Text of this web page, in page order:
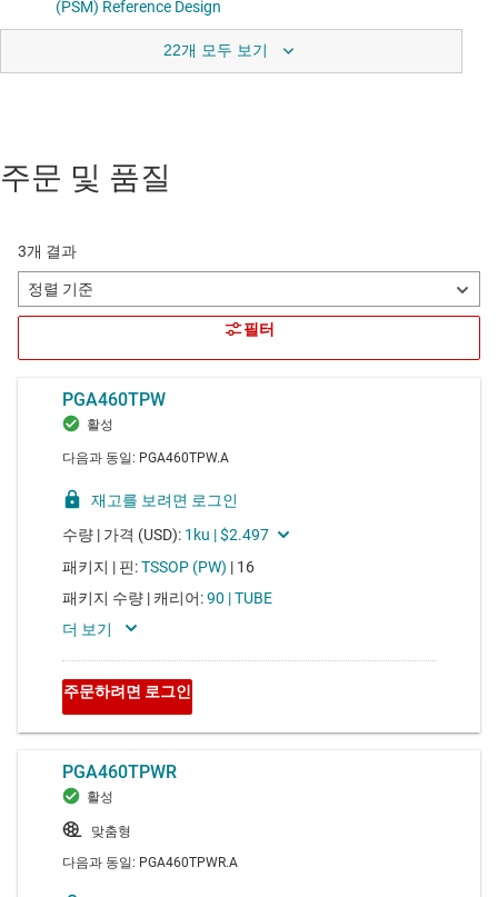
22개 모두 보기
주문 및 품질